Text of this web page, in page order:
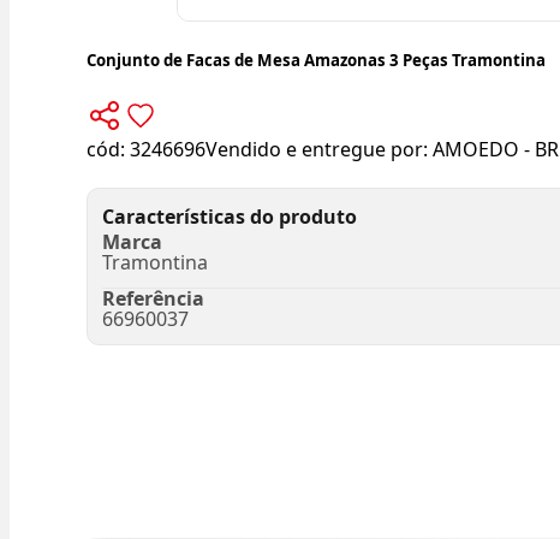
Conjunto de Facas de Mesa Amazonas 3 Peças Tramontina
cód: 3246696Vendido e entregue por: AMOEDO - BR
Características do produto
Marca
Tramontina
Referência
66960037